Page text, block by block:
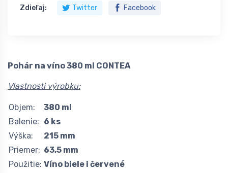
Zdieľaj: Twitter Facebook
Pohár na víno 380 ml CONTEA
Vlastnosti výrobku:
Objem:
380 ml
Balenie: 6 ks
Výška:
215 mm
Priemer: 63,5 mm
Použitie: Víno biele i červené